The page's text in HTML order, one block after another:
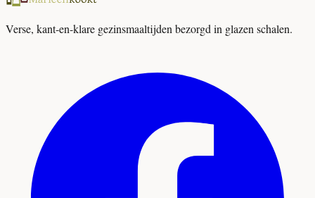
Verse, kant-en-klare gezinsmaaltijden bezorgd in glazen schalen.